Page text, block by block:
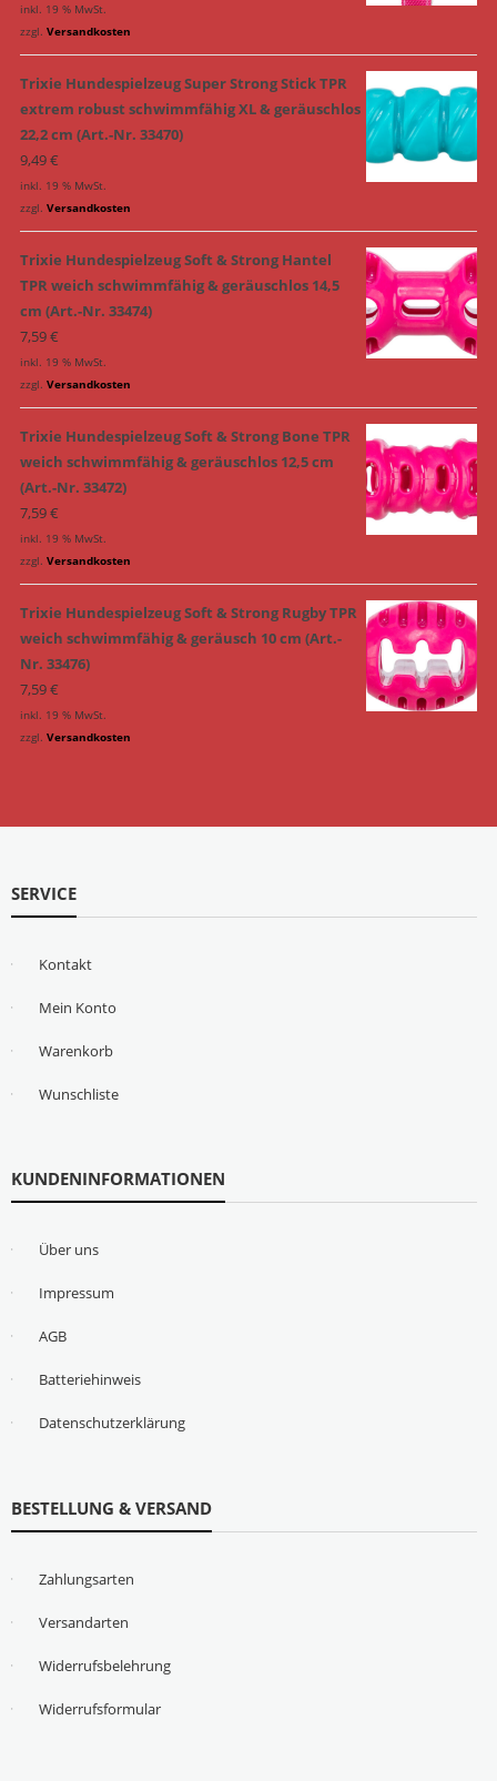
inkl. 19 % MwSt.
zzgl. Versandkosten
Trixie Hundespielzeug Super Strong Stick TPR
extrem robust schwimmfähig XL & geräuschlos
22,2 cm (Art.-Nr. 33470)
9,49€
inkl. 19 % MwSt.
zzgl. Versandkosten
Trixie Hundespielzeug Soft & Strong Hantel
TPR weich schwimmfähig & geräuschlos 14,5
cm (Art.-Nr. 33474)
7,59€
inkl. 19 % MwSt.
zzgl. Versandkosten
Trixie Hundespielzeug Soft & Strong Bone TPR
weich schwimmfähig & geräuschlos 12,5 cm
(Art.-Nr. 33472)
7,59€
inkl. 19 % MwSt.
zzgl. Versandkosten
Trixie Hundespielzeug Soft & Strong Rugby TPR
weich schwimmfähig & geräusch 10 cm (Art.-
Nr. 33476)
7,59€
inkl. 19 % MwSt.
zzgl. Versandkosten
SERVICE
Kontakt
Mein Konto
Warenkorb
Wunschliste
KUNDENINFORMATIONEN
Über uns
Impressum
AGB
Batteriehinweis
Datenschutzerklärung
BESTELLUNG & VERSAND
Zahlungsarten
Versandarten
Widerrufsbelehrung
Widerrufsformular